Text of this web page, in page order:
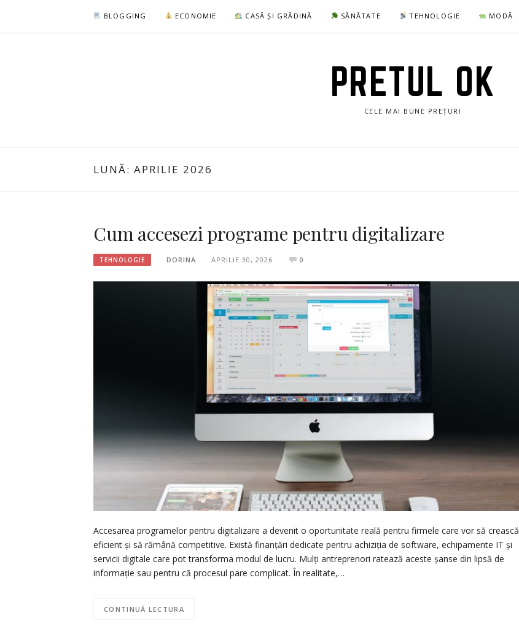
BLOGGING ECONOMIE CASĂ ȘI GRĂDINĂ SĂNĂTATE TEHNOLOGIE MODĂ
PRETUL OK
CELE MAI BUNE PREȚURI
LUNĂ: APRILIE 2026
Cum accesezi programe pentru digitalizare
TEHNOLOGIE DORINA APRILIE 30, 2026 0
Accesarea programelor pentru digitalizare a devenit o oportunitate reală pentru firmele care vor să crească
eficient și să rămână competitive. Există finanțări dedicate pentru achiziția de software, echipamente IT și
servicii digitale care pot transforma modul de lucru. Mulți antreprenori ratează aceste șanse din lipsă de
informație sau pentru că procesul pare complicat. În realitate,…
CONTINUĂ LECTURA